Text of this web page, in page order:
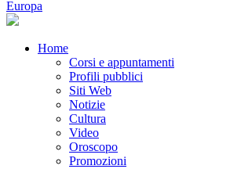
Home
Corsi e appuntamenti
Profili pubblici
Siti Web
Notizie
Cultura
Video
Oroscopo
Promozioni